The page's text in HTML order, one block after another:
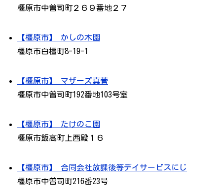
橿原市中曽司町２６９番地２７
【橿原市】 かしの木園
橿原市白橿町8-19-1
【橿原市】 マザーズ真菅
橿原市中曽司町192番地103号室
【橿原市】 たけのこ園
橿原市飯高町上西殿１６
【橿原市】 合同会社放課後等デイサービスにじ
橿原市中曽司町216番23号